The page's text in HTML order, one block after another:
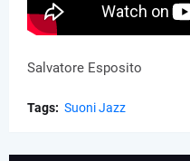
Salvatore Esposito
Tags: Suoni Jazz